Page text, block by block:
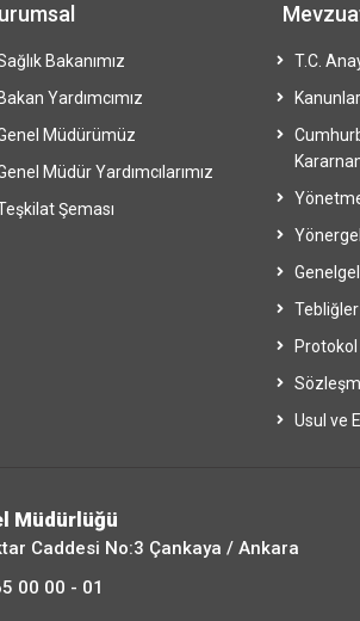
Bakanımız
Bakan Yardımcımız
Müdürümüz
Müdür Yardımcılarımız
Şeması
T.C.
Kanunlar
Tebliğler
Protokol
Usul ve
Müdürlüğü
Caddesi No:3 Çankaya / Ankara
00 00 - 01